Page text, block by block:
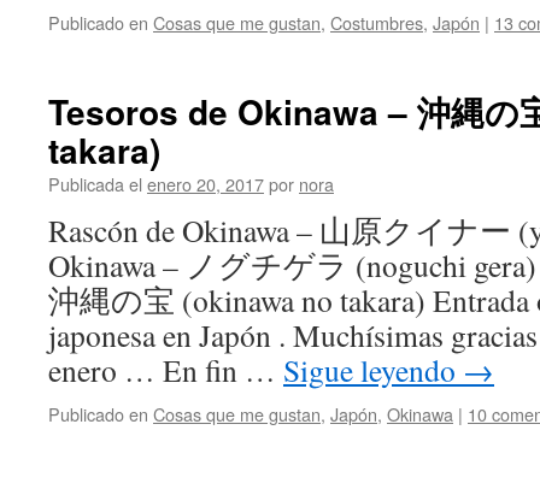
Publicado en Cosas que me gustan, Costumbres, Japón | 13
Tesoros de Okinawa – 沖縄の
takara)
Publicada el enero 20, 2017por nora
Rascón de Okinawa – 山原クイナー
Okinawa – ノグチゲラ (noguchi gera)
沖縄の宝 (okinawa no takara) Entrada
japonesa en Japón . Muchísimas
enero … En fin … Sigue leyendo →
Publicado en Cosas que me gustan, Japón, Okinawa | 10